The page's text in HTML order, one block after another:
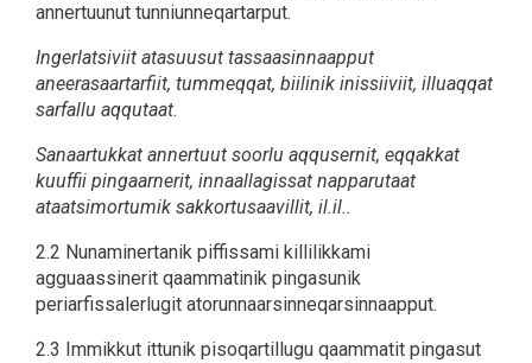
annertuunut tunniunneqartarput.
Ingerlatsiviit atasuusut tassaasinnaapput
aneerasaartarfiit, tummeqqat, biilinik inissiiviit, illuaqqat
sarfallu aqqutaat.
Sanaartukkat annertuut soorlu aqqusernit, eqqakkat
kuuffii pingaarnerit, innaallagissat napparutaat
ataatsimortumik sakkortusaavillit, il.il..
2.2 Nunaminertanik piffissami killilikkami
agguaassinerit qaammatinik pingasunik
periarfissalerlugit atorunnaarsinneqarsinnaapput.
2.3 Immikkut ittunik pisoqartillugu qaammatit pingasut